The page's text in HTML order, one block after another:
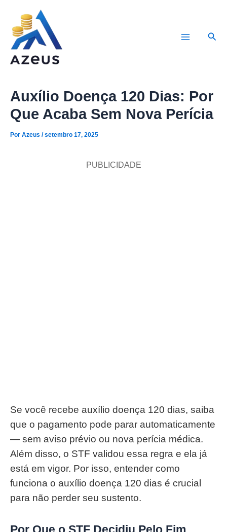
conteúdo
Auxílio Doença 120 Dias: Por
Que Acaba Sem Nova Perícia
Por Azeus /setembro 17, 2025
PUBLICIDADE
Se você recebe auxílio doença 120 dias, saiba
que o pagamento pode parar automaticamente
— sem aviso prévio ou nova perícia médica.
Além disso, o STF validou essa regra e ela já
está em vigor. Por isso, entender como
funciona o auxílio doença 120 dias é crucial
para não perder seu sustento.